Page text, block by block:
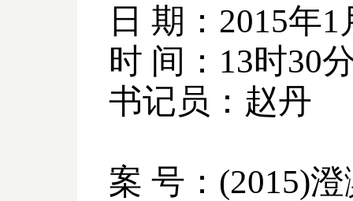
日 期： 2015年1
时 间： 13时30
书记员：赵丹
案 号： (2015)澄